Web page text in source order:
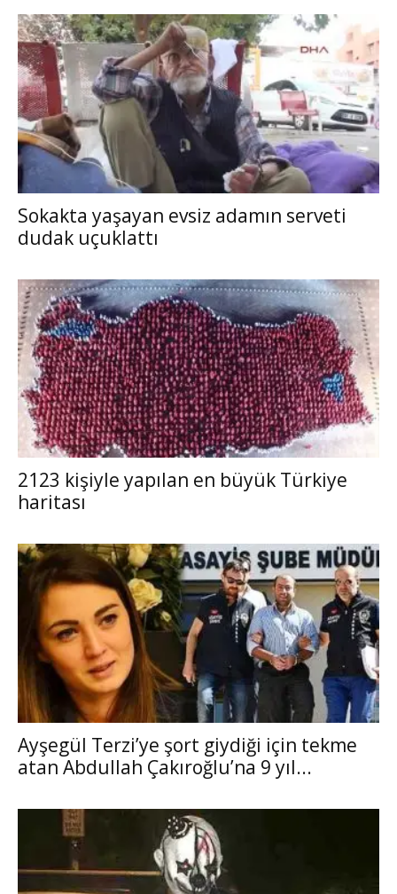
Sokakta yaşayan evsiz adamın serveti
dudak uçuklattı
2123 kişiyle yapılan en büyük Türkiye
haritası
Ayşegül Terzi’ye şort giydiği için tekme
atan Abdullah Çakıroğlu’na 9 yıl...